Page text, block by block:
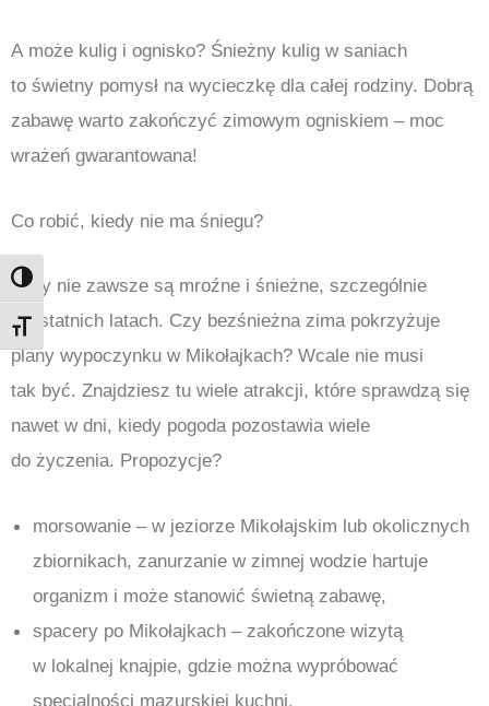
Toggle High Contrast
Toggle Font size
A może kulig i ognisko? Śnieżny kulig w saniach
to świetny pomysł na wycieczkę dla całej rodziny. Dobrą
zabawę warto zakończyć zimowym ogniskiem – moc
wrażeń gwarantowana!
Co robić, kiedy nie ma śniegu?
Zimy nie zawsze są mroźne i śnieżne, szczególnie
w ostatnich latach. Czy bezśnieżna zima pokrzyżuje
plany wypoczynku w Mikołajkach? Wcale nie musi
tak być. Znajdziesz tu wiele atrakcji, które sprawdzą się
nawet w dni, kiedy pogoda pozostawia wiele
do życzenia. Propozycje?
morsowanie – w jeziorze Mikołajskim lub okolicznych
zbiornikach, zanurzanie w zimnej wodzie hartuje
organizm i może stanowić świetną zabawę,
spacery po Mikołajkach – zakończone wizytą
w lokalnej knajpie, gdzie można wypróbować
specjalności mazurskiej kuchni,